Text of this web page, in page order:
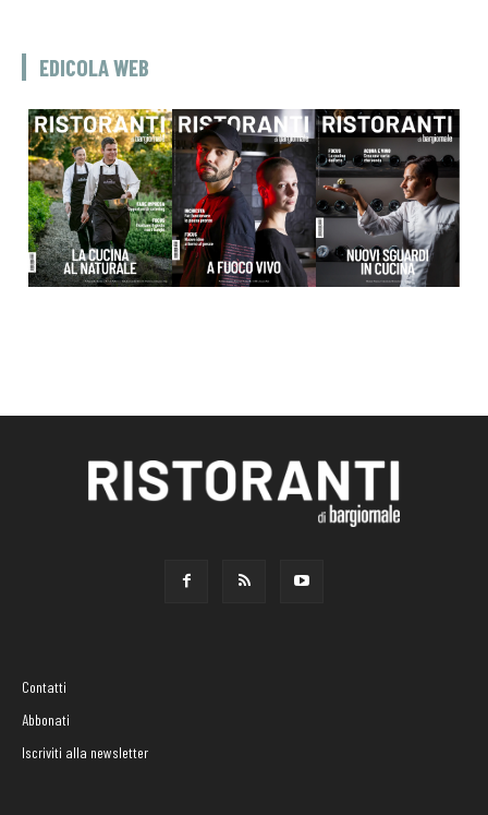
EDICOLA WEB
Contatti
Abbonati
Iscriviti alla newsletter